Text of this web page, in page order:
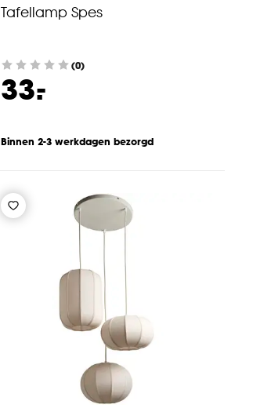
Tafellamp Spes
(0)
33.
-
Binnen 2-3 werkdagen bezorgd